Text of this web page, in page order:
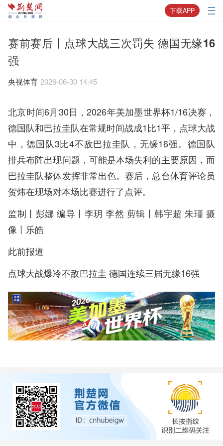
下载APP
赛前赛后丨点球大战三次罚失 德国无缘16
强
央视体育 2026-06-30 14:45
北京时间6月30日，2026年美加墨世界杯1/16决赛，
德国队和巴拉圭队在常规时间战成1比1平，点球大战
中，德国队3比4不敌巴拉圭队，无缘16强。德国队
排兵布阵出现问题，可能是本场失利的主要原因，而
巴拉圭队整体发挥非常出色。赛后，总台体育评论员
贺炜在现场对本场比赛进行了点评。
监制丨彭娜 编导丨李玥 李然 剪辑丨韩宇超 朱瑾 摄
像丨乐皓
此前报道
点球大战爆冷不敌巴拉圭 德国连续三届无缘16强